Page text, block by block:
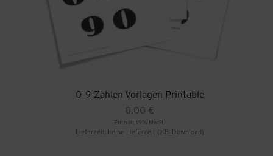
0-9 Zahlen Vorlagen Printable
0,00 €
Enthält 19% MwSt.
Lieferzeit: keine Lieferzeit (z.B. Download)